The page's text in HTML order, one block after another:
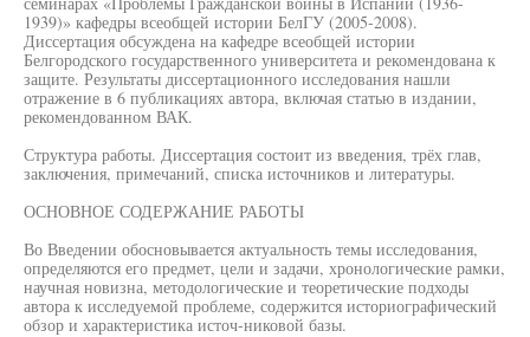
1939)» кафедры всеобщей истории БелГУ (2005-2008).
Диссертация обсуждена на кафедре всеобщей истории
Белгородского государственного университета и рекомендована к
защите. Результаты диссертационного исследования нашли
отражение в 6 публикациях автора, включая статью в издании,
рекомендованном ВАК.
Структура работы. Диссертация состоит из введения, трёх глав,
заключения, примечаний, списка источников и литературы.
ОСНОВНОЕ СОДЕРЖАНИЕ РАБОТЫ
Во Введении обосновывается актуальность темы исследования,
определяются его предмет, цели и задачи, хронологические рамки,
научная новизна, методологические и теоретические подходы
автора к исследуемой проблеме, содержится историографический
обзор и характеристика источ-никовой базы.